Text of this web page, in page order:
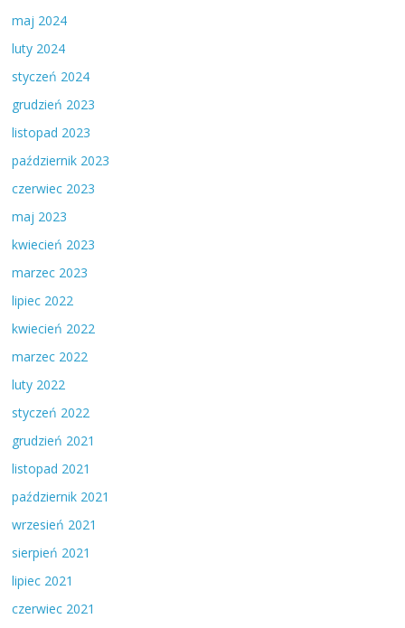
maj 2024
luty 2024
styczeń 2024
grudzień 2023
listopad 2023
październik 2023
czerwiec 2023
maj 2023
kwiecień 2023
marzec 2023
lipiec 2022
kwiecień 2022
marzec 2022
luty 2022
styczeń 2022
grudzień 2021
listopad 2021
październik 2021
wrzesień 2021
sierpień 2021
lipiec 2021
czerwiec 2021